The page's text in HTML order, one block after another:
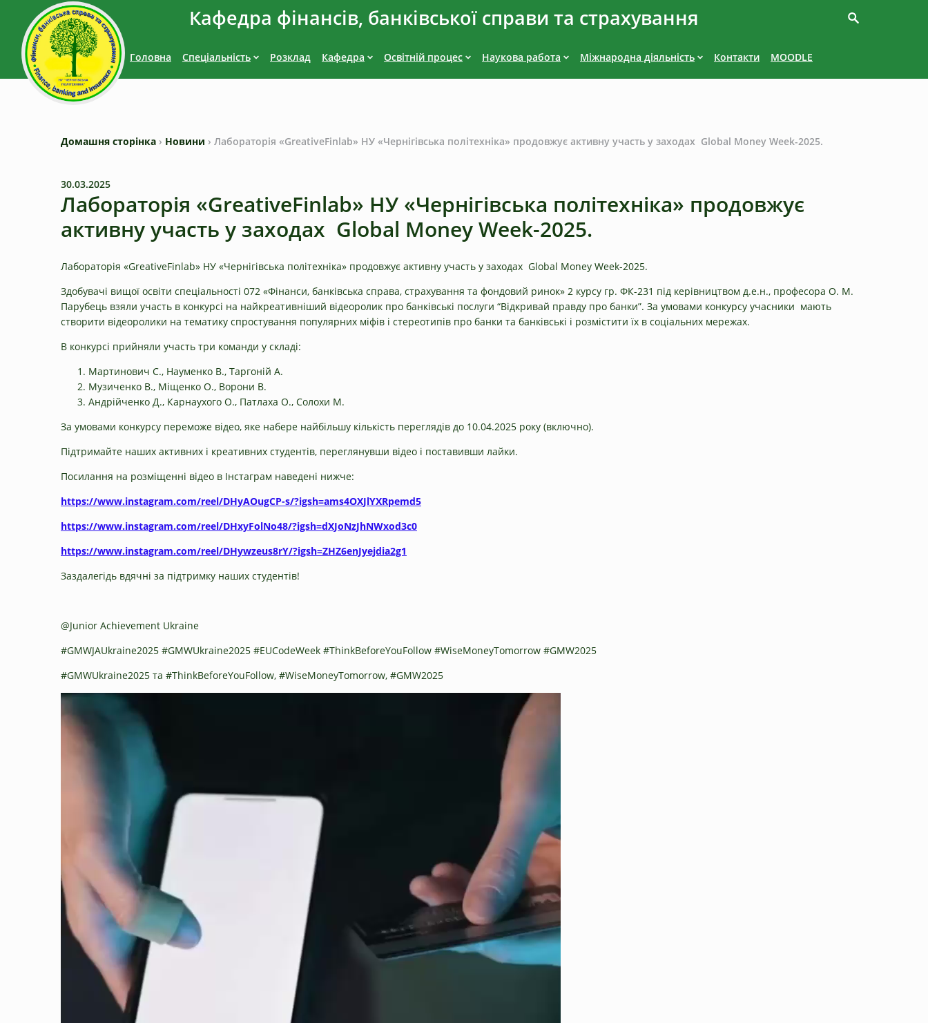
Кафедра фінансів, банківської справи та страхування
Головна Спеціальність Розклад Кафедра Освітній процес Наукова работа Міжнародна діяльність Контакти MOODLE
Домашня сторінка › Новини › Лабораторія «GreativeFinlab» НУ «Чернігівська політехніка» продовжує активну участь у заходах Global Money Week-2025.
30.03.2025
Лабораторія «GreativeFinlab» НУ «Чернігівська політехніка» продовжує
активну участь у заходах Global Money Week-2025.
Лабораторія «GreativeFinlab» НУ «Чернігівська політехніка» продовжує активну участь у заходах Global Money Week-2025.
Здобувачі вищої освіти спеціальності 072 «Фінанси, банківська справа, страхування та фондовий ринок» 2 курсу гр. ФК-231 під керівництвом д.е.н., професора О. М.
Парубець взяли участь в конкурсі на найкреативніший відеоролик про банківські послуги “Відкривай правду про банки”. За умовами конкурсу учасники мають
створити відеоролики на тематику спростування популярних міфів і стереотипів про банки та банківські і розмістити їх в соціальних мережах.
В конкурсі прийняли участь три команди у складі:
Мартинович С., Науменко В., Таргоній А.
Музиченко В., Міщенко О., Ворони В.
Андрійченко Д., Карнаухого О., Патлаха О., Солохи М.
За умовами конкурсу переможе відео, яке набере найбільшу кількість переглядів до 10.04.2025 року (включно).
Підтримайте наших активних і креативних студентів, переглянувши відео і поставивши лайки.
Посилання на розміщенні відео в Інстаграм наведені нижче:
https://www.instagram.com/reel/DHyAOugCP-s/?igsh=ams4OXJlYXRpemd5
https://www.instagram.com/reel/DHxyFolNo48/?igsh=dXJoNzJhNWxod3c0
https://www.instagram.com/reel/DHywzeus8rY/?igsh=ZHZ6enJyejdia2g1
Заздалегідь вдячні за підтримку наших студентів!
@Junior Achievement Ukraine
#GMWJAUkraine2025 #GMWUkraine2025 #EUCodeWeek #ThinkBeforeYouFollow #WiseMoneyTomorrow #GMW2025
#GMWUkraine2025 та #ThinkBeforeYouFollow, #WiseMoneyTomorrow, #GMW2025